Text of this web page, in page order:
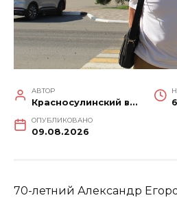
АВТОР
Красносулинский вестник
ОПУБЛИКОВАНО
09.08.2026
70-летний Александр